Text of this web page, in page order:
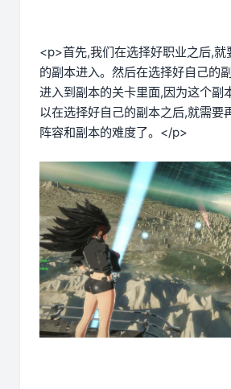
<p>首先,我们在选择好职业之后,就
的副本进入。然后在选择好自己的
进入到副本的关卡里面,因为这个副
以在选择好自己的副本之后,就需要
阵容和副本的难度了。</p>